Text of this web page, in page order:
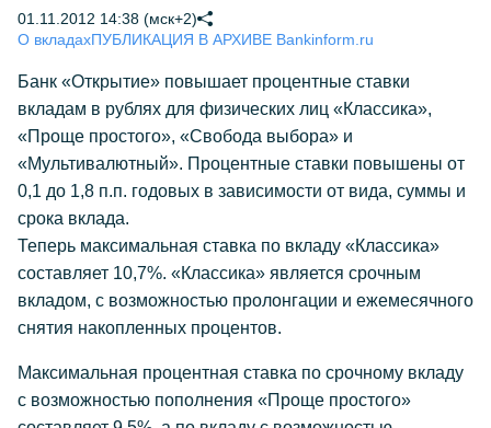
01.11.2012 14:38 (мск+2)
О вкладахПУБЛИКАЦИЯ В АРХИВЕ Bankinform.ru
Банк «Открытие» повышает процентные ставки
вкладам в рублях для физических лиц «Классика»,
«Проще простого», «Свобода выбора» и
«Мультивалютный». Процентные ставки повышены от
0,1 до 1,8 п.п. годовых в зависимости от вида, суммы и
срока вклада.
Теперь максимальная ставка по вкладу «Классика»
составляет 10,7%. «Классика» является срочным
вкладом, с возможностью пролонгации и ежемесячного
снятия накопленных процентов.
Максимальная процентная ставка по срочному вкладу
с возможностью пополнения «Проще простого»